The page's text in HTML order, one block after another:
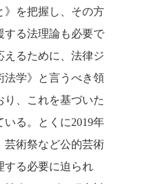
》を把握し、その方
する法理論も必要で
えるために、法律ジ
法学》と言うべき領
、これを基づいた
る。とくに2019年
芸術祭など公的芸術
する必要に迫られ